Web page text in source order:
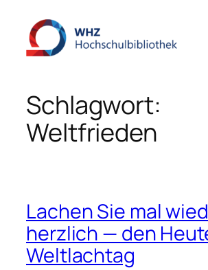
Inhalt
springen
Schlagwort:
Weltfrieden
Lachen Sie mal
herzlich — den
Weltlachtag